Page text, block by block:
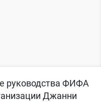
руководства ФИФА
Джанни